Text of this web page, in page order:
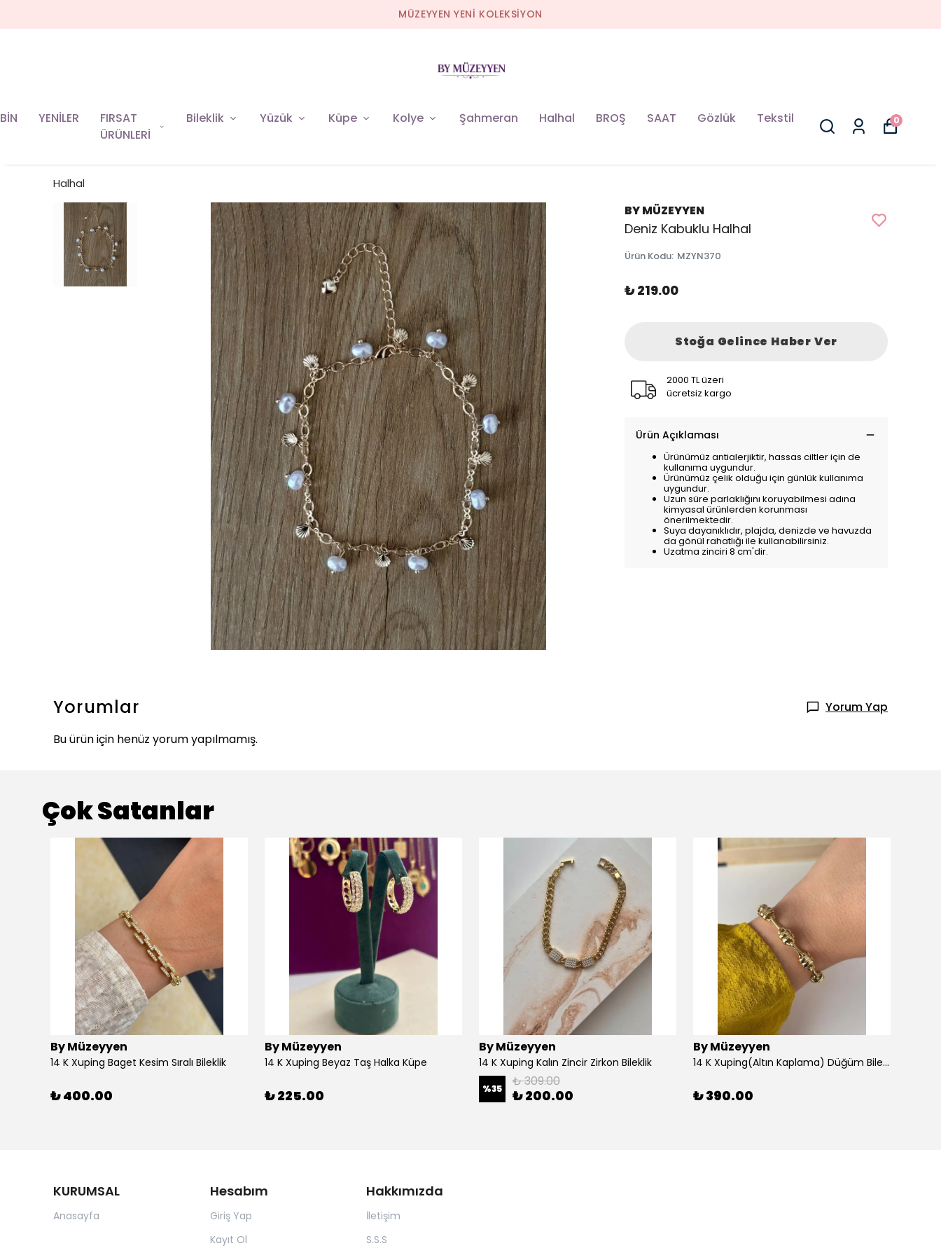
MÜZEYYEN YENİ KOLEKSİYON
YENİLER
FIRSAT
ÜRÜNLERİ
Bileklik Yüzük Küpe Kolye Şahmeran Halhal BROŞ SAAT Gözlük Tekstil 0
Halhal
BY MÜZEYYEN
Deniz Kabuklu Halhal
Ürün Kodu: MZYN370
₺ 219.00
Stoğa Gelince Haber Ver
2000 TL üzeri
ücretsiz kargo
Ürün Açıklaması
Ürünümüz antialerjiktir, hassas ciltler için de
kullanıma uygundur.
Ürünümüz çelik olduğu için günlük kullanıma
uygundur.
Uzun süre parlaklığını koruyabilmesi adına
kimyasal ürünlerden korunması
önerilmektedir.
Suya dayanıklıdır, plajda, denizde ve havuzda
da gönül rahatlığı ile kullanabilirsiniz.
Uzatma zinciri 8 cm'dir.
Yorumlar
Yorum Yap
Bu ürün için henüz yorum yapılmamış.
Çok Satanlar
By Müzeyyen
14 K Xuping Baget Kesim Sıralı Bileklik
₺ 400.00
By Müzeyyen
14 K Xuping Beyaz Taş Halka Küpe
₺ 225.00
By Müzeyyen
14 K Xuping Kalın Zincir Zirkon Bileklik
%35 ₺ 309.00
₺ 200.00
By Müzeyyen
14 K Xuping(Altın Kaplama) Düğüm Bileklik
₺ 390.00
KURUMSAL
Anasayfa
Hesabım
Giriş Yap
Kayıt Ol
Hakkımızda
İletişim
S.S.S